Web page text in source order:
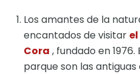
Los amantes de la
encantados de visitar
Cora , fundado en
parque son las